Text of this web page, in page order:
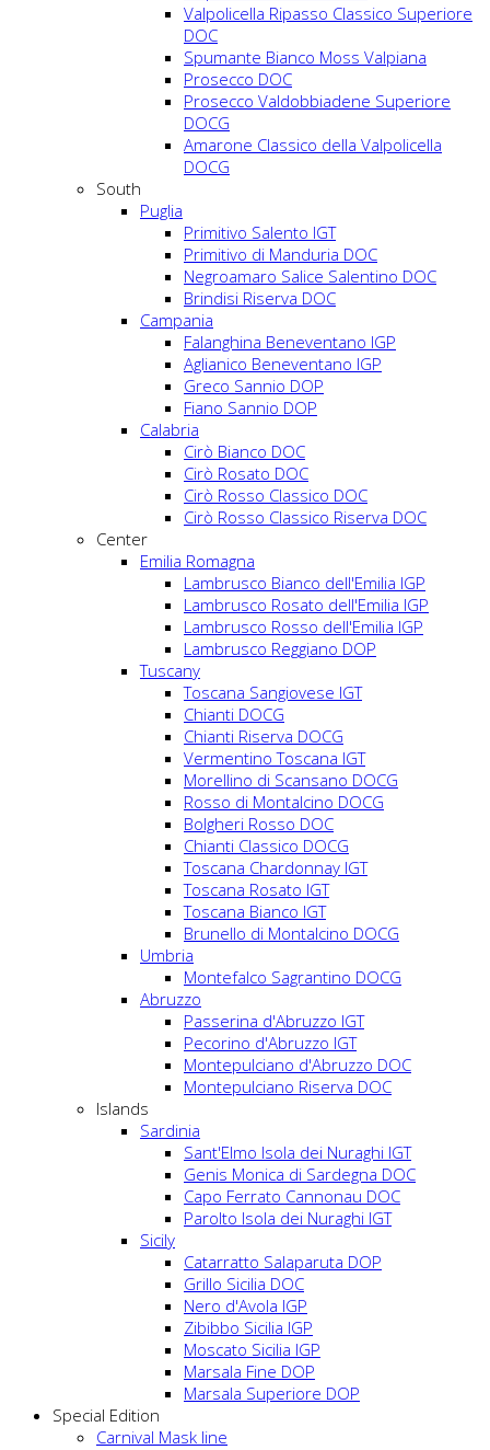
Valpolicella Ripasso Classico Superiore
DOC
Spumante Bianco Moss Valpiana
Prosecco DOC
Prosecco Valdobbiadene Superiore
DOCG
Amarone Classico della Valpolicella
DOCG
South
Puglia
Primitivo Salento IGT
Primitivo di Manduria DOC
Negroamaro Salice Salentino DOC
Brindisi Riserva DOC
Campania
Falanghina Beneventano IGP
Aglianico Beneventano IGP
Greco Sannio DOP
Fiano Sannio DOP
Calabria
Cirò Bianco DOC
Cirò Rosato DOC
Cirò Rosso Classico DOC
Cirò Rosso Classico Riserva DOC
Center
Emilia Romagna
Lambrusco Bianco dell'Emilia IGP
Lambrusco Rosato dell'Emilia IGP
Lambrusco Rosso dell'Emilia IGP
Lambrusco Reggiano DOP
Tuscany
Toscana Sangiovese IGT
Chianti DOCG
Chianti Riserva DOCG
Vermentino Toscana IGT
Morellino di Scansano DOCG
Rosso di Montalcino DOCG
Bolgheri Rosso DOC
Chianti Classico DOCG
Toscana Chardonnay IGT
Toscana Rosato IGT
Toscana Bianco IGT
Brunello di Montalcino DOCG
Umbria
Montefalco Sagrantino DOCG
Abruzzo
Passerina d'Abruzzo IGT
Pecorino d'Abruzzo IGT
Montepulciano d'Abruzzo DOC
Montepulciano Riserva DOC
Islands
Sardinia
Sant'Elmo Isola dei Nuraghi IGT
Genis Monica di Sardegna DOC
Capo Ferrato Cannonau DOC
Parolto Isola dei Nuraghi IGT
Sicily
Catarratto Salaparuta DOP
Grillo Sicilia DOC
Nero d'Avola IGP
Zibibbo Sicilia IGP
Moscato Sicilia IGP
Marsala Fine DOP
Marsala Superiore DOP
Special Edition
Carnival Mask line